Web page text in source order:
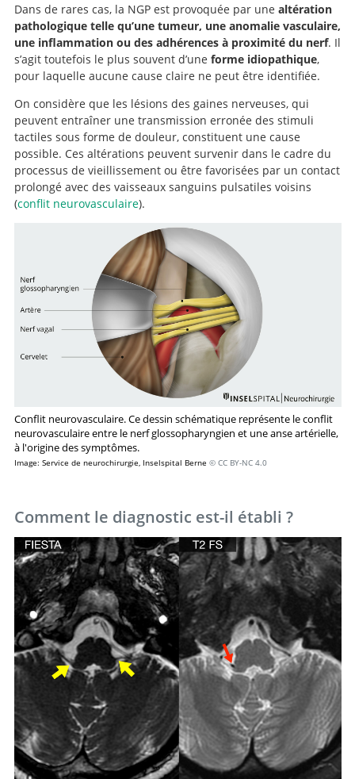
Dans de rares cas, la NGP est provoquée par une altération
pathologique telle qu’une tumeur, une anomalie vasculaire,
une inflammation ou des adhérences à proximité du nerf. Il
s’agit toutefois le plus souvent d’une forme idiopathique,
pour laquelle aucune cause claire ne peut être identifiée.
On considère que les lésions des gaines nerveuses, qui
peuvent entraîner une transmission erronée des stimuli
tactiles sous forme de douleur, constituent une cause
possible. Ces altérations peuvent survenir dans le cadre du
processus de vieillissement ou être favorisées par un contact
prolongé avec des vaisseaux sanguins pulsatiles voisins
(conflit neurovasculaire).
Conflit neurovasculaire. Ce dessin schématique représente le conflit
neurovasculaire entre le nerf glossopharyngien et une anse artérielle,
à l'origine des symptômes.
Image: Service de neurochirurgie, Inselspital Berne © CC BY-NC 4.0
Comment le diagnostic est-il établi ?